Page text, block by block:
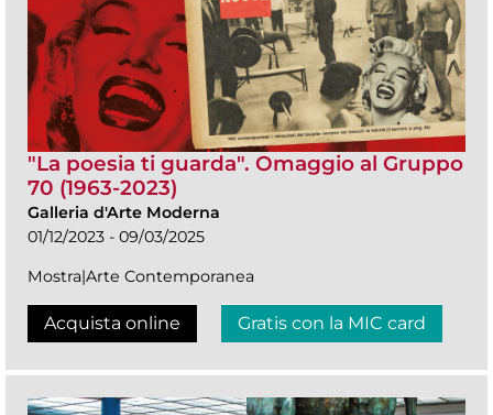
"La poesia ti guarda". Omaggio al Gruppo
70 (1963-2023)
Galleria d'Arte Moderna
01/12/2023 - 09/03/2025
Mostra|Arte Contemporanea
Acquista online Gratis con la MIC card